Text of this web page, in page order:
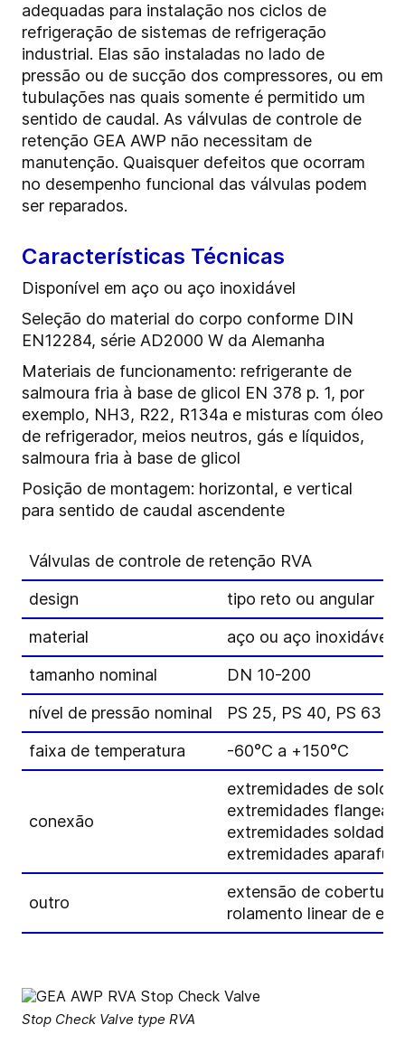
adequadas para instalação nos ciclos de
refrigeração de sistemas de refrigeração
industrial. Elas são instaladas no lado de
pressão ou de sucção dos compressores, ou em
tubulações nas quais somente é permitido um
sentido de caudal. As válvulas de controle de
retenção GEA AWP não necessitam de
manutenção. Quaisquer defeitos que ocorram
no desempenho funcional das válvulas podem
ser reparados.
Características Técnicas
Disponível em aço ou aço inoxidável
Seleção do material do corpo conforme DIN
EN12284, série AD2000 W da Alemanha
Materiais de funcionamento: refrigerante de
salmoura fria à base de glicol EN 378 p. 1, por
exemplo, NH3, R22, R134a e misturas com óleo
de refrigerador, meios neutros, gás e líquidos,
salmoura fria à base de glicol
Posição de montagem: horizontal, e vertical
para sentido de caudal ascendente
Válvulas de controle de retenção RVA
design
tipo reto ou angular
material
aço ou aço inoxidável
tamanho nominal
DN 10-200
nível de pressão nominal
PS 25, PS 40, PS 63
faixa de temperatura
-60°C a +150°C
conexão
extremidades de solda
extremidades
extremidades soldadas
extremidades
outro
extensão de cobertura
rolamento linear de
Stop Check Valve type RVA